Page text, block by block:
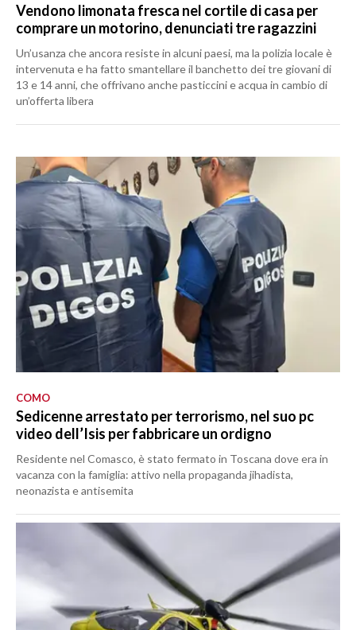
Vendono limonata fresca nel cortile di casa per
comprare un motorino, denunciati tre ragazzini
Un’usanza che ancora resiste in alcuni paesi, ma la polizia locale è
intervenuta e ha fatto smantellare il banchetto dei tre giovani di
13 e 14 anni, che offrivano anche pasticcini e acqua in cambio di
un’offerta libera
COMO
Sedicenne arrestato per terrorismo, nel suo pc
video dell’Isis per fabbricare un ordigno
Residente nel Comasco, è stato fermato in Toscana dove era in
vacanza con la famiglia: attivo nella propaganda jihadista,
neonazista e antisemita